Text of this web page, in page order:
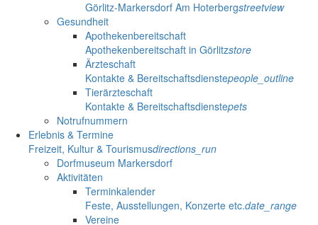
Görlitz-Markersdorf Am Hoterbergstreetview
Gesundheit
Apothekenbereitschaft
Apothekenbereitschaft in Görlitzstore
Ärzteschaft
Kontakte & Bereitschaftsdienstepeople_outline
Tierärzteschaft
Kontakte & Bereitschaftsdienstepets
Notrufnummern
Erlebnis & Termine
Freizeit, Kultur & Tourismusdirections_run
Dorfmuseum Markersdorf
Aktivitäten
Terminkalender
Feste, Ausstellungen, Konzerte etc.date_range
Vereine